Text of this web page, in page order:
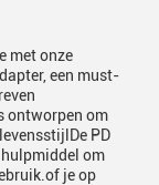
met onze
een must-
ontworpen om
PD
hulpmiddel om
je op